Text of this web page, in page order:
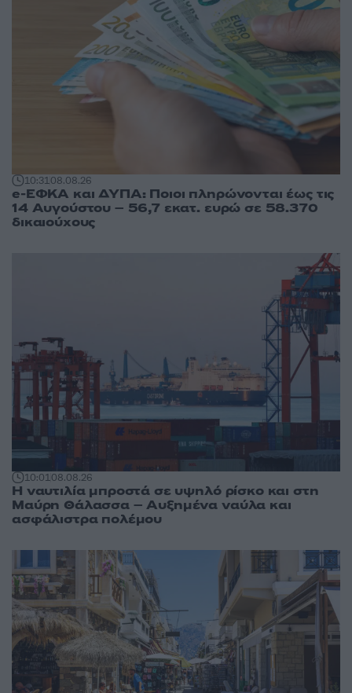
10:3108.08.26
e-ΕΦΚΑ και ΔΥΠΑ: Ποιοι πληρώνονται έως τις
14 Αυγούστου – 56,7 εκατ. ευρώ σε 58.370
δικαιούχους
10:0108.08.26
Η ναυτιλία μπροστά σε υψηλό ρίσκο και στη
Μαύρη Θάλασσα – Αυξημένα ναύλα και
ασφάλιστρα πολέμου